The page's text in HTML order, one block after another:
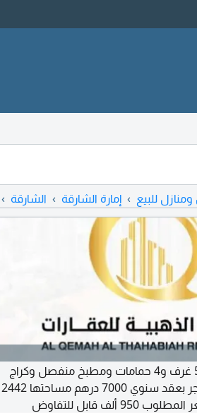
للبيع إمارة الشارقة الشارقة
فيلا في الشهباء طابق واحد 5 غرف و4 حمامات ومطبخ منفصل وكراج
سيارة كبير مغطاة بمظلة مؤجر بعقد سنوي 7000 درهم مساحتها 2442